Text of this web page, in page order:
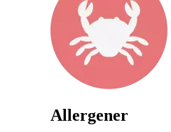
Allergener